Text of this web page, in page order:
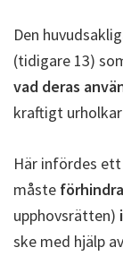
Den
(tidigare 13)
vad deras
kraftigt
Här infördes ett
måste
upphovsrätten)
ske med hjälp av